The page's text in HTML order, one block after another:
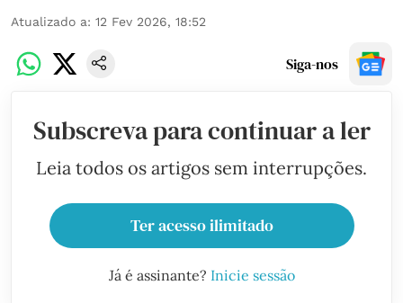
Atualizado a: 12 Fev 2026, 18:52
Siga-nos
Subscreva para continuar a ler
Leia todos os artigos sem interrupções.
Ter acesso ilimitado
Já é assinante? Inicie sessão